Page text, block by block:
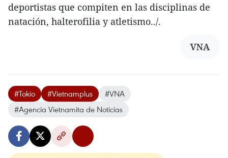
deportistas que compiten en las disciplinas de
natación, halterofilia y atletismo../.
VNA
#Tokio #Vietnamplus
#VNA
#Agencia Vietnamita de Noticias